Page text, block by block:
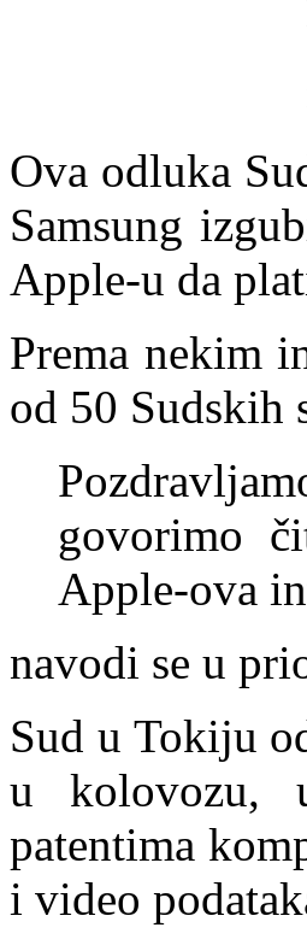
Ova odluka
Samsung
Apple-u da
Prema nekim
od 50 Sudskih
govorimo
Apple-ova
navodi se u
Sud u Tokiju
u kolovozu,
patentima
i video